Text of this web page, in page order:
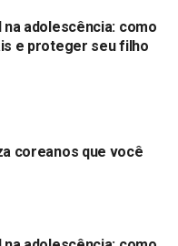
adolescência: como
e proteger seu filho
coreanos que você